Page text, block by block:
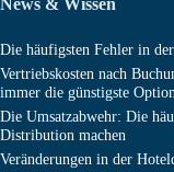
Die häufigsten Fehler in
Vertriebskosten nach
immer die günstigste Option.
Die Umsatzabwehr: Die
Distribution machen
Veränderungen in der